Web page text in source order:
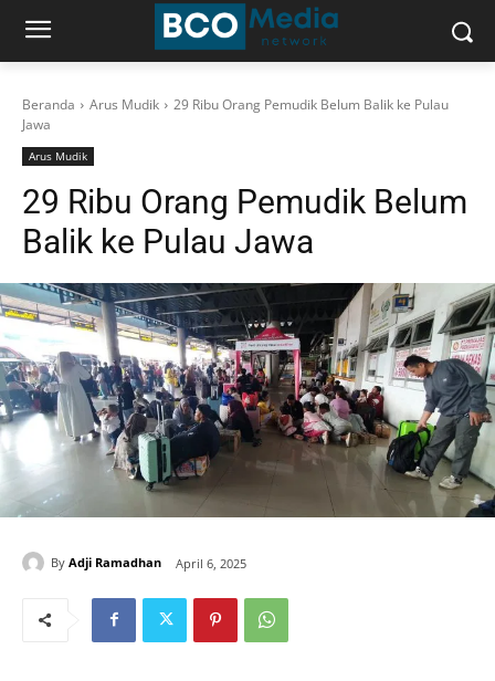
Beranda Arus Mudik
29 Ribu Orang Pemudik Belum Balik ke Pulau
Jawa
Arus Mudik
29 Ribu Orang Pemudik Belum
Balik ke Pulau Jawa
By Adji Ramadhan April 6, 2025